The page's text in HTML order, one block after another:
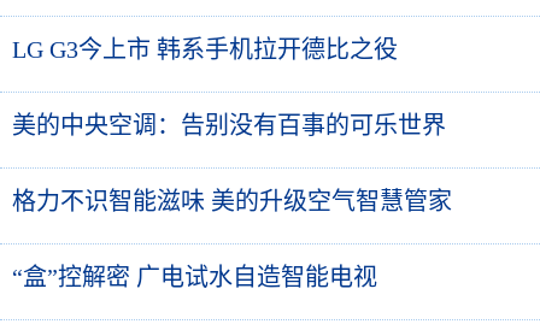
LG G3今上市 韩系手机拉开德比之役
美的中央空调：告别没有百事的可乐世界
格力不识智能滋味 美的升级空气智慧管家
“盒”控解密 广电试水自造智能电视